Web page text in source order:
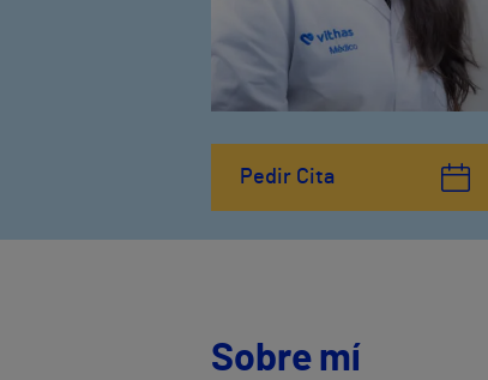
Pedir Cita
Sobre mí